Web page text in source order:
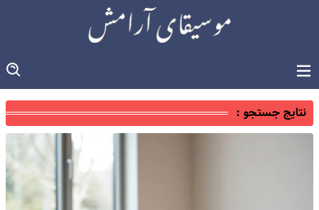
نتایج جستجو :